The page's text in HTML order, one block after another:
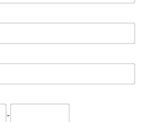
-